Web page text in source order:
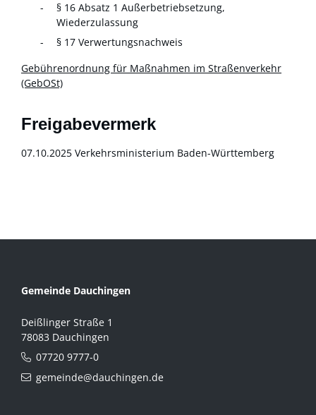
§ 16 Absatz 1 Außerbetriebsetzung,
Wiederzulassung
§ 17 Verwertungsnachweis
Gebührenordnung für Maßnahmen im Straßenverkehr
(GebOSt)
Freigabevermerk
07.10.2025 Verkehrsministerium Baden-Württemberg
Gemeinde Dauchingen
Deißlinger Straße 1
78083 Dauchingen
07720 9777-0
gemeinde@dauchingen.de